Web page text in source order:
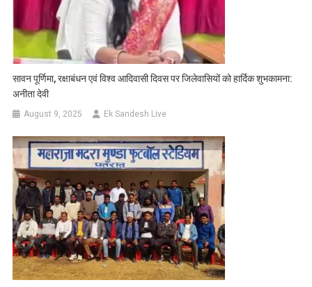
सावन पूर्णिमा, रक्षाबंधन एवं विश्व आदिवासी दिवस पर जिलेवासियों को हार्दिक शुभकामना:
अनीता देवी
August 9, 2025 Ek Sandesh Live